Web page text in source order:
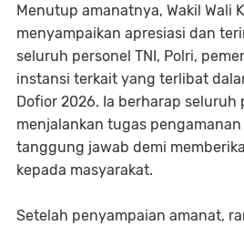
Menutup amanatnya, Wakil Wali
menyampaikan apresiasi dan
seluruh personel TNI, Polri,
instansi terkait yang terlibat
Dofior 2026. Ia berharap seluruh
menjalankan tugas
tanggung jawab demi
kepada masyarakat.
Setelah penyampaian amanat,